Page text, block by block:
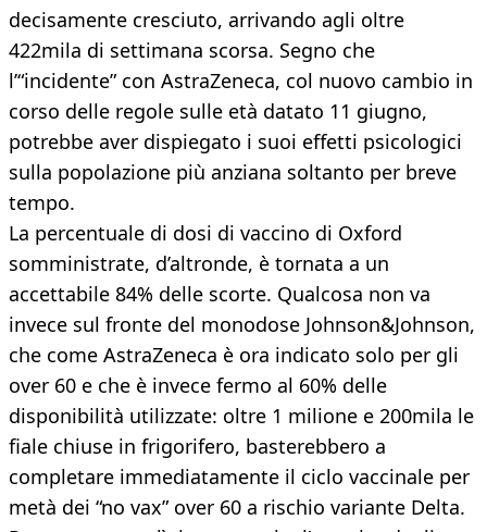
decisamente cresciuto, arrivando agli oltre
422mila di settimana scorsa. Segno che
l’“incidente” con AstraZeneca, col nuovo cambio in
corso delle regole sulle età datato 11 giugno,
potrebbe aver dispiegato i suoi effetti psicologici
sulla popolazione più anziana soltanto per breve
tempo.
La percentuale di dosi di vaccino di Oxford
somministrate, d’altronde, è tornata a un
accettabile 84% delle scorte. Qualcosa non va
invece sul fronte del monodose Johnson&Johnson,
che come AstraZeneca è ora indicato solo per gli
over 60 e che è invece fermo al 60% delle
disponibilità utilizzate: oltre 1 milione e 200mila le
fiale chiuse in frigorifero, basterebbero a
completare immediatamente il ciclo vaccinale per
metà dei “no vax” over 60 a rischio variante Delta.